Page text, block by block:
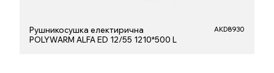
Рушникосушка електирична
POLYWARM ALFA ED 12/55 1210*500 L
AKD8930